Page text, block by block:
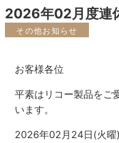
2026年02月度連
その他お知らせ
お客様各位
平素はリコー製品をご
います。
2026年02月24日(火曜